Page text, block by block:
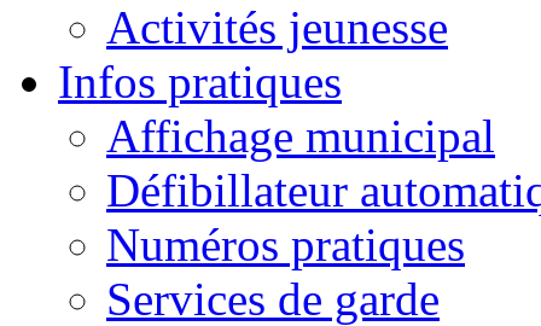
Activités jeunesse
Infos pratiques
Affichage municipal
Défibillateur
Numéros pratiques
Services de garde